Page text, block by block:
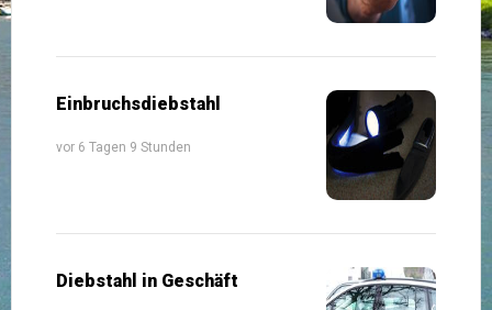
Einbruchsdiebstahl
vor 6 Tagen 9 Stunden
Diebstahl in Geschäft